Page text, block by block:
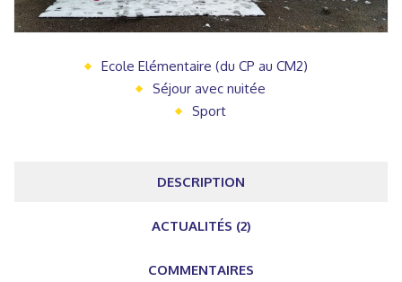
Ecole Elémentaire (du CP au CM2)
Séjour avec nuitée
Sport
DESCRIPTION
ACTUALITÉS (2)
COMMENTAIRES